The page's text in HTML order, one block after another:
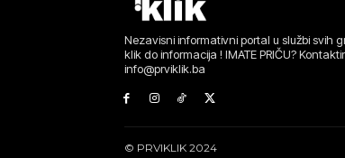
Nezavisni informativni portal u službi svih
klik do informacija ! IMATE PRIČU?
info@prviklik.ba
© PRVIKLIK 2024